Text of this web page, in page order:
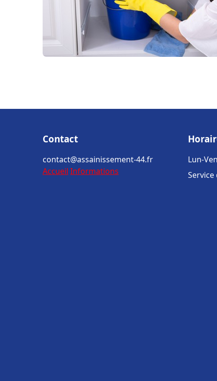
Contact
contact@assainissement-44.fr
Accueil Informations
Lun-